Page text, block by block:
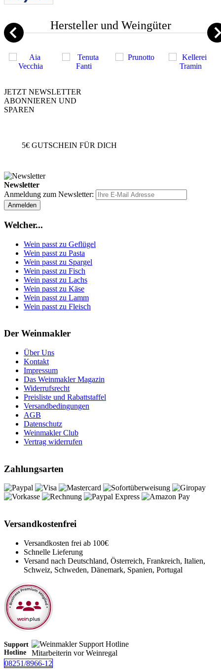
Hersteller und Weingüter
JETZT NEWSLETTER
ABONNIEREN UND
SPAREN
5€ GUTSCHEIN FÜR DICH
Newsletter
Anmeldung zum Newsletter:
Anmelden
Welcher...
Wein passt zu Geflügel
Wein passt zu Pasta
Wein passt zu Spargel
Wein passt zu Fisch
Wein passt zu Lachs
Wein passt zu Käse
Wein passt zu Lamm
Wein passt zu Fleisch
Der Weinmakler
Über Uns
Kontakt
Impressum
Das Weinmakler Magazin
Widerrufsrecht
Preisliste und Rabattstaffel
Versandbedingungen
AGB
Datenschutz
Weinmakler Club
Vertrag widerrufen
Zahlungsarten
Versandkostenfrei
Versandkosten frei ab 100€
Schnelle Lieferung
Versand nach Deutschland, Österreich, Frankreich, Italien,
Schweiz, Schweden, Dänemark, Spanien, Portugal
Support
Hotline
08251/8966-12